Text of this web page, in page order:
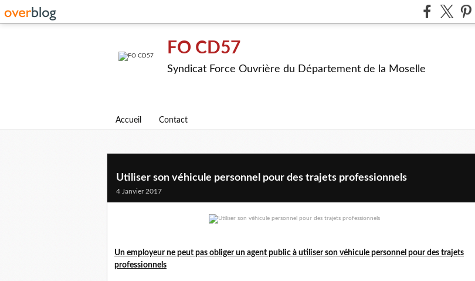
FO CD57
Syndicat Force Ouvrière du Département de la Moselle
Accueil Contact
Utiliser son véhicule personnel pour des trajets professionnels
4 Janvier 2017
Un employeur ne peut pas obliger un agent public à utiliser son véhicule personnel pour des trajets
professionnels